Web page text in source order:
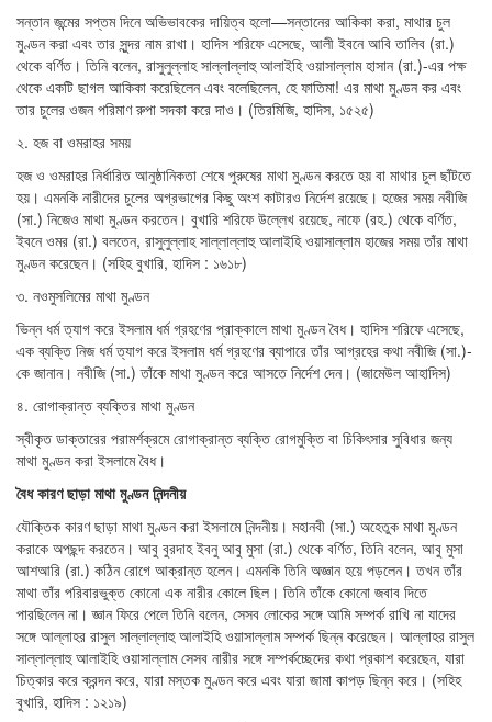
সন্তান জন্মের সপ্তম দিনে অভিভাবকের দায়িত্ব হলো—সন্তানের আকিকা করা, মাথার চুল
মুণ্ডন করা এবং তার সুন্দর নাম রাখা। হাদিস শরিফে এসেছে, আলী ইবনে আবি তালিব (রা.)
থেকে বর্ণিত। তিনি বলেন, রাসুলুল্লাহ সাল্লাল্লাহু আলাইহি ওয়াসাল্লাম হাসান (রা.)-এর পক্ষ
থেকে একটি ছাগল আকিকা করেছিলেন এবং বলেছিলেন, হে ফাতিমা! এর মাথা মুণ্ডন কর এবং
তার চুলের ওজন পরিমাণ রুপা সদকা করে দাও। (তিরমিজি, হাদিস, ১৫২৫)
২. হজ বা ওমরাহর সময়
হজ ও ওমরাহর নির্ধারিত আনুষ্ঠানিকতা শেষে পুরুষের মাথা মুণ্ডন করতে হয় বা মাথার চুল ছাঁটতে
হয়। এমনকি নারীদের চুলের অগ্রভাগের কিছু অংশ কাটারও নির্দেশ রয়েছে। হজের সময় নবীজি
(সা.) নিজেও মাথা মুণ্ডন করতেন। বুখারি শরিফে উল্লেখ রয়েছে, নাফে (রহ.) থেকে বর্ণিত,
ইবনে ওমর (রা.) বলতেন, রাসুলুল্লাহ সাল্লাল্লাহু আলাইহি ওয়াসাল্লাম হাজের সময় তাঁর মাথা
মুণ্ডন করেছেন। (সহিহ বুখারি, হাদিস : ১৬১৮)
৩. নওমুসলিমের মাথা মুণ্ডন
ভিন্ন ধর্ম ত্যাগ করে ইসলাম ধর্ম গ্রহণের প্রাক্কালে মাথা মুণ্ডন বৈধ। হাদিস শরিফে এসেছে,
এক ব্যক্তি নিজ ধর্ম ত্যাগ করে ইসলাম ধর্ম গ্রহণের ব্যাপারে তাঁর আগ্রহের কথা নবীজি (সা.)-
কে জানান। নবীজি (সা.) তাঁকে মাথা মুণ্ডন করে আসতে নির্দেশ দেন। (জামেউল আহাদিস)
৪. রোগাক্রান্ত ব্যক্তির মাথা মুণ্ডন
স্বীকৃত ডাক্তারের পরামর্শক্রমে রোগাক্রান্ত ব্যক্তি রোগমুক্তি বা চিকিৎসার সুবিধার জন্য
মাথা মুণ্ডন করা ইসলামে বৈধ।
বৈধ কারণ ছাড়া মাথা মুণ্ডন নিন্দনীয়
যৌক্তিক কারণ ছাড়া মাথা মুণ্ডন করা ইসলামে নিন্দনীয়। মহানবী (সা.) অহেতুক মাথা মুণ্ডন
করাকে অপছন্দ করতেন। আবু বুরদাহ ইবনু আবু মুসা (রা.) থেকে বর্ণিত, তিনি বলেন, আবু মুসা
আশআরি (রা.) কঠিন রোগে আক্রান্ত হলেন। এমনকি তিনি অজ্ঞান হয়ে পড়লেন। তখন তাঁর
মাথা তাঁর পরিবারভুক্ত কোনো এক নারীর কোলে ছিল। তিনি তাঁকে কোনো জবাব দিতে
পারছিলেন না। জ্ঞান ফিরে পেলে তিনি বলেন, সেসব লোকের সঙ্গে আমি সম্পর্ক রাখি না যাদের
সঙ্গে আল্লাহর রাসুল সাল্লাল্লাহু আলাইহি ওয়াসাল্লাম সম্পর্ক ছিন্ন করেছেন। আল্লাহর রাসুল
সাল্লাল্লাহু আলাইহি ওয়াসাল্লাম সেসব নারীর সঙ্গে সম্পর্কচ্ছেদের কথা প্রকাশ করেছেন, যারা
চিত্কার করে ক্রন্দন করে, যারা মস্তক মুণ্ডন করে এবং যারা জামা কাপড় ছিন্ন করে। (সহিহ
বুখারি, হাদিস : ১২১৯)